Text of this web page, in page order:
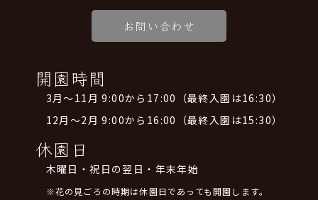
お問い合わせ
開園時間
3月～11月 9:00から17:00（最終入園は16:30）
12月～2月 9:00から16:00（最終入園は15:30）
休園日
木曜日・祝日の翌日・年末年始
※花の見ごろの時期は休園日であっても開園します。